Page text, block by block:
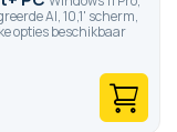
AI, 10,1' scherm,
opties beschikbaar